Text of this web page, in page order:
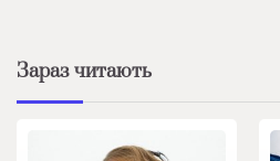
Зараз читають